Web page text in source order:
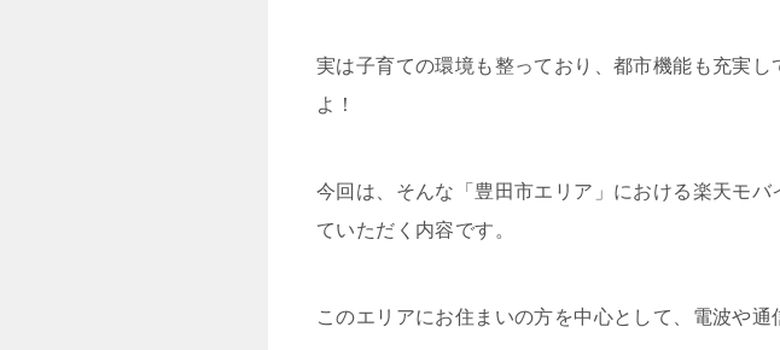
実は子育ての環境も整っており、都市機能も充実
よ！
今回は、そんな「豊田市エリア」における楽天モ
ていただく内容です。
このエリアにお住まいの方を中心として、電波や